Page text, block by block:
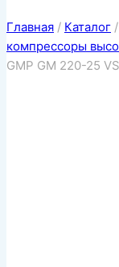
Главная / Каталог /
компрессоры
GMP GM 220-25